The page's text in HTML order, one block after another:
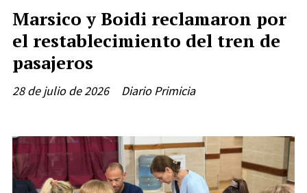
Marsico y Boidi reclamaron por
el restablecimiento del tren de
pasajeros
Diario Primicia
28 de julio de 2026